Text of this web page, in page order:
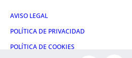
AVISO LEGAL
POLÍTICA DE PRIVACIDAD
POLÍTICA DE COOKIES